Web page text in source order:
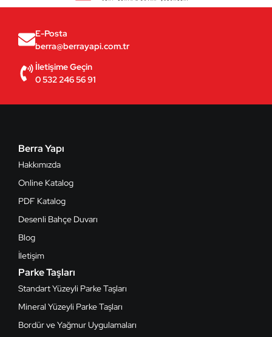
İletişime Geçin
0 532 246 56 91
E-Posta
berra@berrayapi.com.tr
Berra Yapı
Hakkımızda
Online Katalog
PDF Katalog
Desenli Bahçe Duvarı
Blog
İletişim
Parke Taşları
Standart Yüzeyli Parke Taşları
Mineral Yüzeyli Parke Taşları
Bordür ve Yağmur Uygulamaları